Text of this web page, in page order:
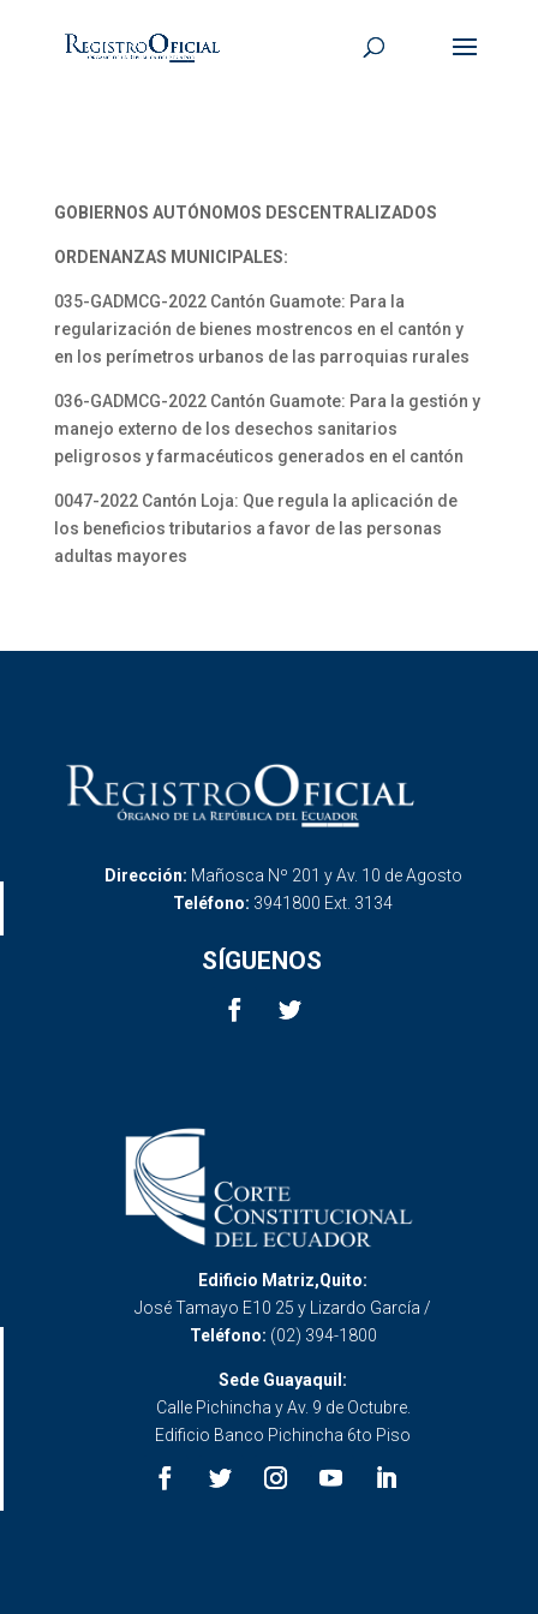
GOBIERNOS AUTÓNOMOS DESCENTRALIZADOS
ORDENANZAS MUNICIPALES:
035-GADMCG-2022 Cantón Guamote: Para la
regularización de bienes mostrencos en el cantón y
en los perímetros urbanos de las parroquias rurales
036-GADMCG-2022 Cantón Guamote: Para la gestión y
manejo externo de los desechos sanitarios
peligrosos y farmacéuticos generados en el cantón
0047-2022 Cantón Loja: Que regula la aplicación de
los beneficios tributarios a favor de las personas
adultas mayores
Dirección: Mañosca Nº 201 y Av. 10 de Agosto
Teléfono: 3941800 Ext. 3134
SÍGUENOS
Edificio Matriz,Quito:
José Tamayo E10 25 y Lizardo García /
Teléfono: (02) 394-1800
Sede Guayaquil:
Calle Pichincha y Av. 9 de Octubre.
Edificio Banco Pichincha 6to Piso